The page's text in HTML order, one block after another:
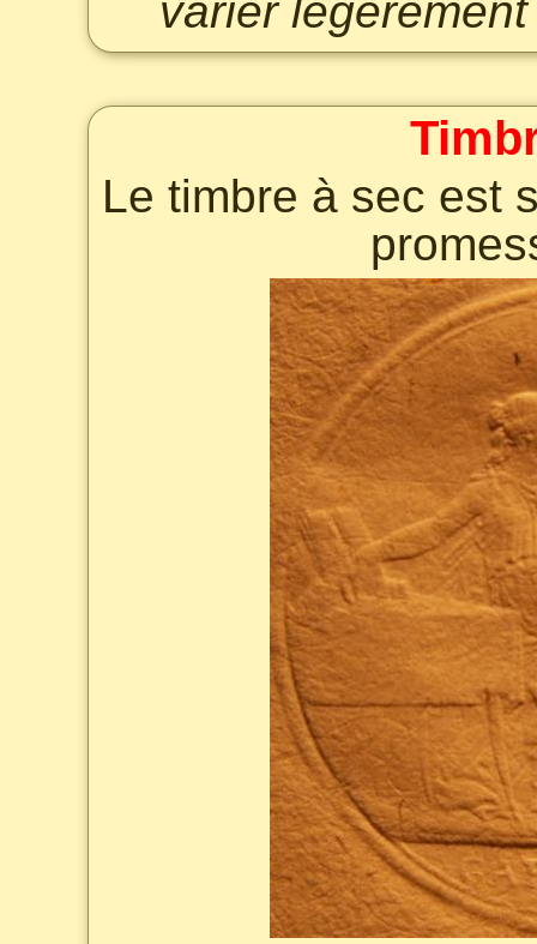
varier
Le timbre à sec est